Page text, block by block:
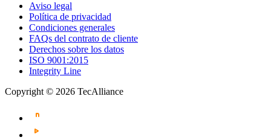
Aviso legal
Política de privacidad
Condiciones generales
FAQs del contrato de cliente
Derechos sobre los datos
ISO 9001:2015
Integrity Line
Copyright © 2026 TecAlliance